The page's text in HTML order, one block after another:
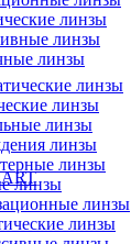
линзы
линзы
линзы
линзы
линзы
линзы
линзы
линзы
линзы
линзы
линзы